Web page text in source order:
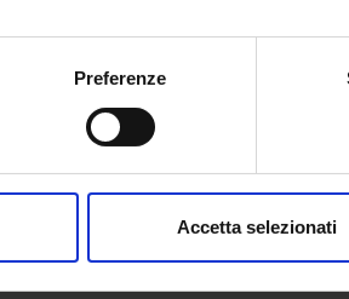
anche:
sulla tua posizione geografica, con
in qualsiasi momento dalla
Preferenze
Accetta selezionati
staff